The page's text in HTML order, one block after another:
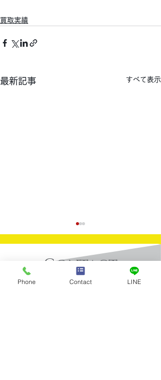
買取実績
最新記事 すべて表示
Contact
​お問合せ
Phone Contact LINE